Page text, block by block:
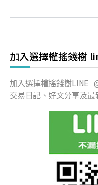
加入選擇權搖錢樹
加入選擇權搖錢樹LINE :
交易日記、好文分享及最